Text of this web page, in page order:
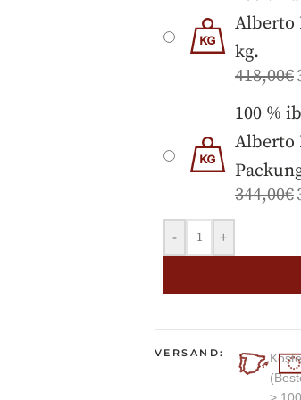
Alberto
kg.
418,00€
100 %
Alberto
344,00€
- +
VERSAND: